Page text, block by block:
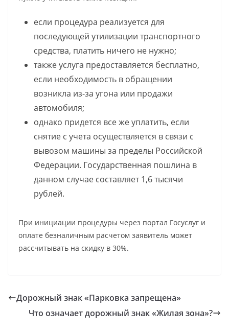
если процедура реализуется для
последующей утилизации транспортного
средства, платить ничего не нужно;
также услуга предоставляется бесплатно,
если необходимость в обращении
возникла из-за угона или продажи
автомобиля;
однако придется все же уплатить, если
снятие с учета осуществляется в связи с
вывозом машины за пределы Российской
Федерации. Государственная пошлина в
данном случае составляет 1,6 тысячи
рублей.
При инициации процедуры через портал Госуслуг и
оплате безналичным расчетом заявитель может
рассчитывать на скидку в 30%.
Дорожный знак «Парковка запрещена»
Что означает дорожный знак «Жилая зона»?